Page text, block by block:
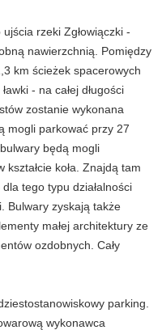
rzeki Zgłowiączki -
nawierzchnią. Pomiędzy
km ścieżek spacerowych
- na całej długości
zostanie wykonana
mogli parkować przy 27
będą mogli
koła. Znajdą tam
tego typu działalności
Bulwary zyskają także
małej architektury ze
ozdobnych. Cały
parking.
wykonawca